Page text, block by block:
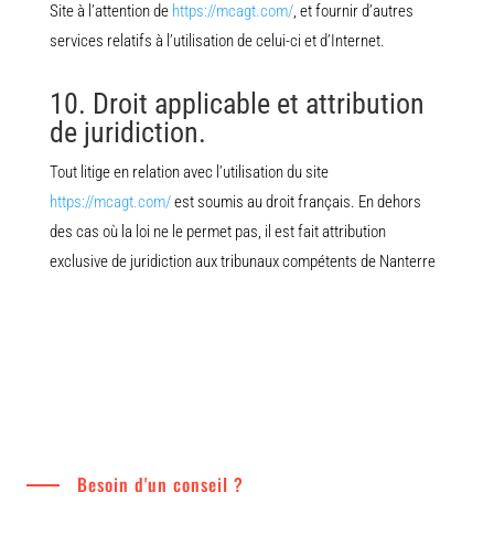
Site à l’attention de https://mcagt.com/, et fournir d’autres
services relatifs à l’utilisation de celui-ci et d’Internet.
10. Droit applicable et attribution
de juridiction.
Tout litige en relation avec l’utilisation du site
https://mcagt.com/est soumis au droit français. En dehors
des cas où la loi ne le permet pas, il est fait attribution
exclusive de juridiction aux tribunaux compétents de Nanterre
Besoin d'un conseil ?